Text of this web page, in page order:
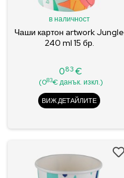
в наличност
Чаши картон artwork Jungle
240 ml 15 бр.
Цена
083 €
(083€ данък. изкл.)
ВИЖ ДЕТАЙЛИТЕ